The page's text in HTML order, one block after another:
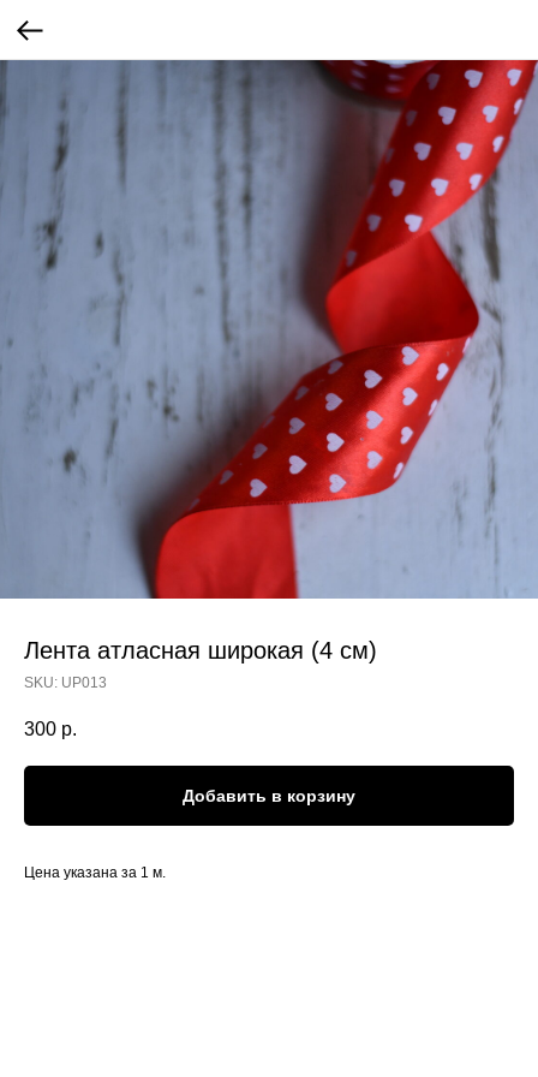
Лента атласная широкая (4 см)
SKU: UP013
300 р.
Добавить в корзину
Цена указана за 1 м.